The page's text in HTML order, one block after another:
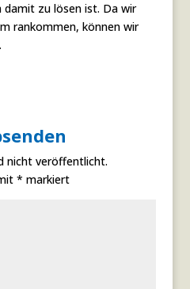
damit zu lösen ist. Da wir
rankommen, können wir
nicht veröffentlicht.
* markiert